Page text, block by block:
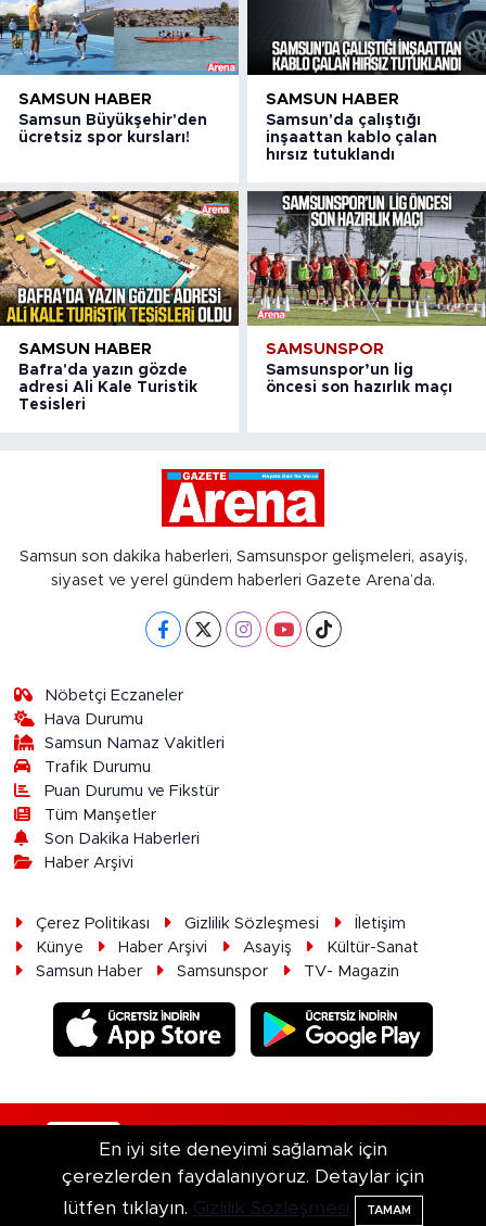
SAMSUN HABER
Samsun Büyükşehir'den
ücretsiz spor kursları!
SAMSUN HABER
Samsun'da çalıştığı
inşaattan kablo çalan
hırsız tutuklandı
SAMSUN HABER
Bafra'da yazın gözde
adresi Ali Kale Turistik
Tesisleri
SAMSUNSPOR
Samsunspor’un lig
öncesi son hazırlık maçı
Samsun son dakika haberleri, Samsunspor gelişmeleri, asayiş,
siyaset ve yerel gündem haberleri Gazete Arena’da.
Nöbetçi Eczaneler
Hava Durumu
Samsun Namaz Vakitleri
Trafik Durumu
Puan Durumu ve Fikstür
Tüm Manşetler
Son Dakika Haberleri
Haber Arşivi
Çerez Politikası Gizlilik Sözleşmesi
İletişim
Künye
Haber Arşivi Asayiş
Kültür-Sanat
Samsun Haber
Samsunspor TV- Magazin
RSS Copyright © 2026. Her hakkı saklıdır.
Haber Yazılımı:TE Bilişim
En iyi site deneyimi sağlamak için
çerezlerden faydalanıyoruz. Detaylar için
lütfen tıklayın. Gizlilik Sözleşmesi TAMAM